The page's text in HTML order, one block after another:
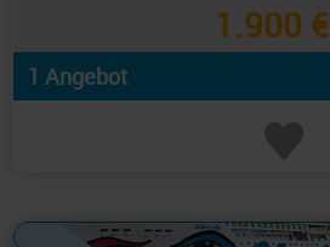
1.900 €
1 Angebot
Alles Bildmaterial von AIDAcruises ist ©AIDAcruises